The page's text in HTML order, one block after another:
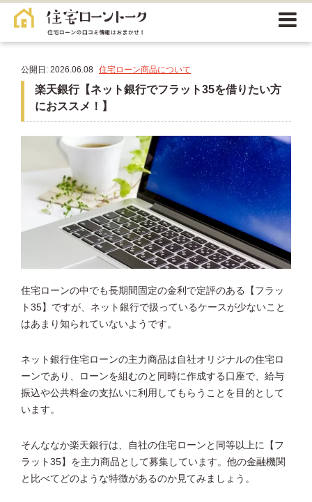
公開日: 2026.06.08 住宅ローン商品について
楽天銀行【ネット銀行でフラット35を借りたい方
におススメ！】
住宅ローンの中でも長期間固定の金利で定評のある【フラッ
ト35】ですが、ネット銀行で扱っているケースが少ないこと
はあまり知られていないようです。
ネット銀行住宅ローンの主力商品は自社オリジナルの住宅ロ
ーンであり、ローンを組むのと同時に作成する口座で、給与
振込や公共料金の支払いに利用してもらうことを目的として
います。
そんななか楽天銀行は、自社の住宅ローンと同等以上に【フ
ラット35】を主力商品として募集しています。他の金融機関
と比べてどのような特徴があるのか見てみましょう。